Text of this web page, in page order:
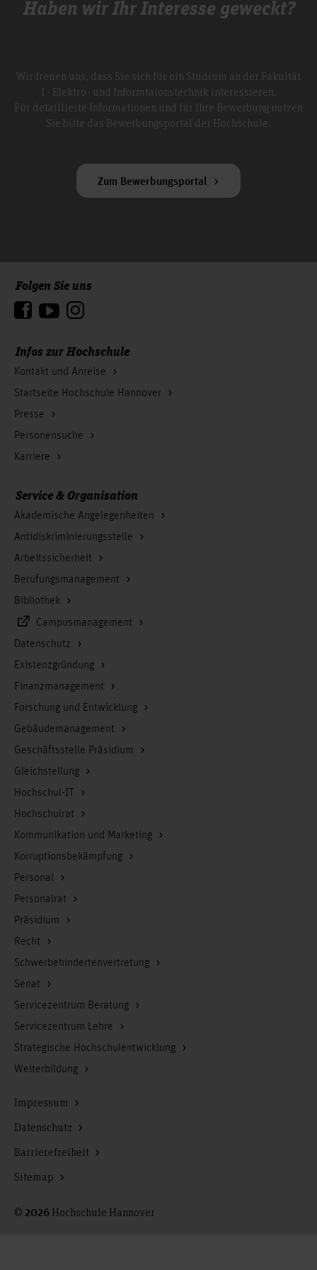
Haben wir Ihr Interesse geweckt?
Wir freuen uns, dass Sie sich für ein Studium an der Fakultät
I - Elektro- und Informtaionstechnik interessieren.
Für detaillierte Informationen und für Ihre Bewerbung nutzen
Sie bitte das Bewerbungsportal der Hochschule.
Zum Bewerbungsportal
Infos zur Hochschule
Kontakt und Anreise
Startseite Hochschule Hannover
Presse
Personensuche
Karriere
Folgen Sie uns
Service & Organisation
Akademische Angelegenheiten
Antidiskriminierungsstelle
Arbeitssicherheit
Berufungsmanagement
Bibliothek
Campusmanagement
Datenschutz
Existenzgründung
Finanzmanagement
Forschung und Entwicklung
Gebäudemanagement
Geschäftsstelle Präsidium
Gleichstellung
Hochschul-IT
Hochschulrat
Kommunikation und Marketing
Korruptionsbekämpfung
Personal
Personalrat
Präsidium
Recht
Schwerbehindertenvertretung
Senat
Servicezentrum Beratung
Servicezentrum Lehre
Strategische Hochschulentwicklung
Weiterbildung
© 2026 Hochschule Hannover
Impressum
Datenschutz
Barrierefreiheit
Sitemap